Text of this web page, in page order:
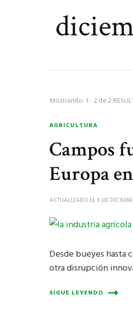
Mostrando: 1 - 2 de 2
AGRICULTURA
Campos
Europa
ACTUALIZADO EL9 DE
Desde bueyes hasta
otra disrupción
SIGUE LEYENDO